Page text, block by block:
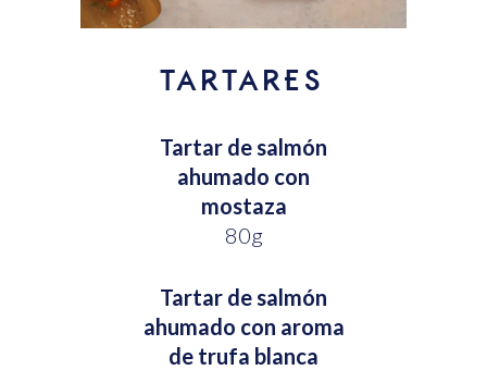
TARTARES
Tartar de salmón
ahumado con
mostaza
80g
Tartar de salmón
ahumado con aroma
de trufa blanca